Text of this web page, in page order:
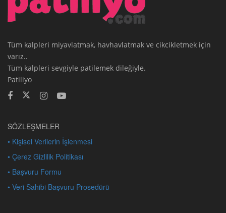
Tüm kalpleri miyavlatmak, havhavlatmak ve cikcikletmek için
varız..
Tüm kalpleri sevgiyle patilemek dileğiyle.
Patiliyo
SÖZLEŞMELER
• Kişisel Verilerin İşlenmesi
• Çerez Gizlilik Politikası
• Başvuru Formu
• Veri Sahibi Başvuru Prosedürü